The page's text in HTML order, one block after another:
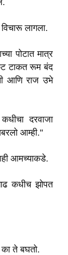
लागला.
पोटात मात्र
टाकत रूम बंद
आणि राज उभे
दरवाजा
आम्ही."
आमच्याकडे.
कधीच झोपत
ते बघतो.